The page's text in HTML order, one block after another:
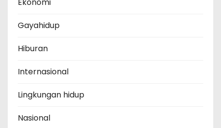
Gayahidup
Hiburan
Internasional
Lingkungan hidup
Nasional